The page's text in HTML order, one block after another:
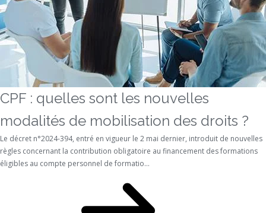
CPF : quelles sont les nouvelles
modalités de mobilisation des droits ?
Le décret n°2024-394, entré en vigueur le 2 mai dernier, introduit de nouvelles
règles concernant la contribution obligatoire au financement des formations
éligibles au compte personnel de formatio...